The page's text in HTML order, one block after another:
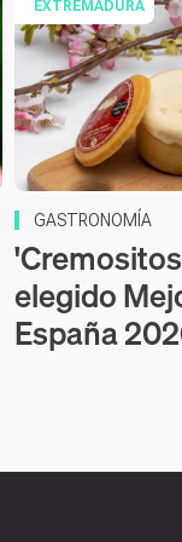
EXTREMADURA
GASTRONOMÍA
elegido
España